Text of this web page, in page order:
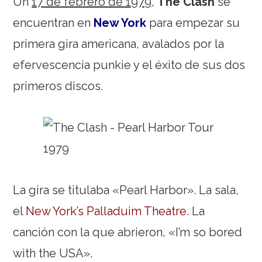
encuentran en New York para empezar su
primera gira americana, avalados por la
efervescencia punkie y el éxito de sus dos
primeros discos.
La gira se titulaba «Pearl Harbor». La sala,
el New York’s Palladuim Theatre. La
canción con la que abrieron, «I’m so bored
with the USA».